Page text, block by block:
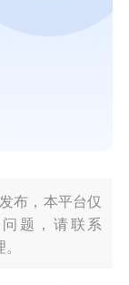
布，本平台仅
题，请联系